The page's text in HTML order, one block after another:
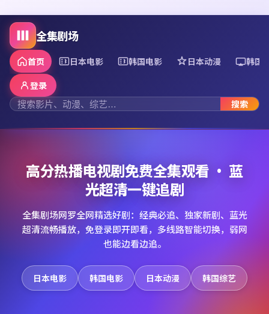
全集剧场
首页 日本电影 韩国电影 日本动漫 韩国
搜索
登录
高分热播电视剧免费全集观看 · 蓝
光超清一键追剧
全集剧场网罗全网精选好剧：经典必追、独家新剧、蓝光
超清流畅播放，免登录即开即看，多线路智能切换，弱网
也能边看边追。
日本电影 韩国电影 日本动漫 韩国综艺